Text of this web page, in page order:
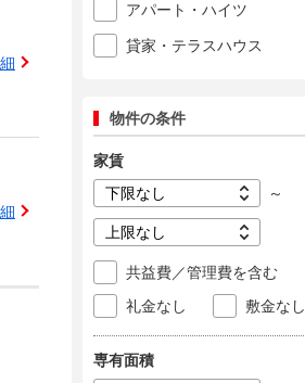
アパート・ハイツ
貸家・テラスハウス
物件の条件
家賃
～
共益費／管理費を含む
礼金なし
敷金なし
専有面積